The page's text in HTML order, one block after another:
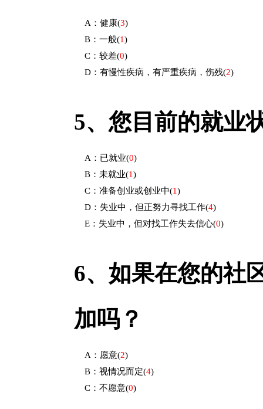
A：健康(3)
B：一般(1)
C：较差(0)
D：有慢性疾病，有严重疾病，伤残(2)
5、 您目前的就业
A：已就业(0)
B：未就业(1)
C：准备创业或创业中(1)
D：失业中，但正努力寻找工作(4)
E：失业中，但对找工作失去信心(0)
6、 如果在您的社
加吗？
A：愿意(2)
B：视情况而定(4)
C：不愿意(0)